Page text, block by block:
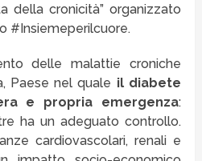
della cronicità” organizzato
#Insiemeperilcuore.
delle malattie croniche
Paese nel quale il diabete
e propria emergenza:
ha un adeguato controllo.
cardiovascolari, renali e